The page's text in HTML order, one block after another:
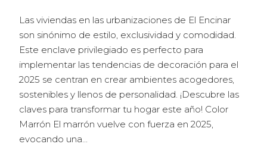
Las viviendas en las urbanizaciones de El Encinar
son sinónimo de estilo, exclusividad y comodidad.
Este enclave privilegiado es perfecto para
implementar las tendencias de decoración para el
2025 se centran en crear ambientes acogedores,
sostenibles y llenos de personalidad. ¡Descubre las
claves para transformar tu hogar este año! Color
Marrón El marrón vuelve con fuerza en 2025,
evocando una...